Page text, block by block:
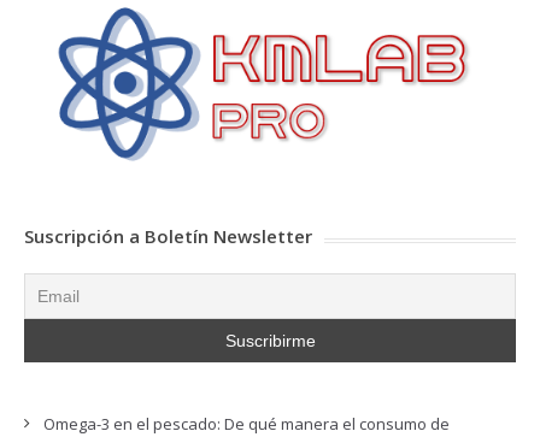
Suscripción a Boletín Newsletter
Omega-3 en el pescado: De qué manera el consumo de